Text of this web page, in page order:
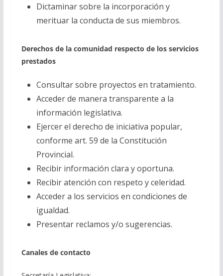
Dictaminar sobre la incorporación y
merituar la conducta de sus miembros.
Derechos de la comunidad respecto de los servicios
prestados
Consultar sobre proyectos en tratamiento.
Acceder de manera transparente a la
información legislativa.
Ejercer el derecho de iniciativa popular,
conforme art. 59 de la Constitución
Provincial.
Recibir información clara y oportuna.
Recibir atención con respeto y celeridad.
Acceder a los servicios en condiciones de
igualdad.
Presentar reclamos y/o sugerencias.
Canales de contacto